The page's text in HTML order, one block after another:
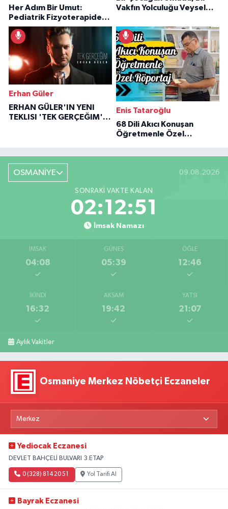
Her Adım Bir Umut:
Pediatrik Fizyoterapiden
İlham Veren Hikâyeler
Vakfın Yolculuğu Veysel
Erhan Güler
ERHAN GÜLER'IN YENI
TEKLISI 'TEK GERÇEĞIM'LE
Enis Tataroğlu
68 Dili Akıcı Konuşan
Öğretmenle Özel
OSMANİYE 09.08.2026
SONRAKI VAKTE KALAN
02:12:50
İmsak Namazı
İMSAK
04:08
GÜNEŞ
05:39
ÖĞLE
12:46
İKINDI
16:32
AKŞAM
19:42
YATSI
21:07
Aylık Vakitler
Osmaniye Merkez Nöbetçi Eczaneler
Yediocak Eczanesi
DEVLET BAHÇELİ BULVARI 3.ETAP
0 (328) 814 20 51 Yol Tarifi Al
Bayrak Eczanesi